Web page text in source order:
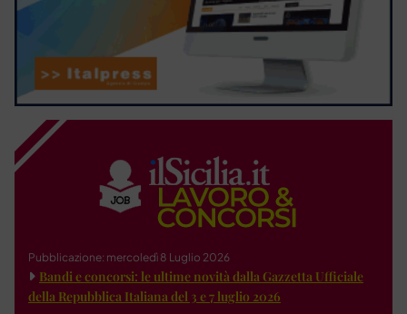
Pubblicazione: mercoledì 8 Luglio 2026
Bandi e concorsi: le ultime novità dalla Gazzetta Ufficiale
della Repubblica Italiana del 3 e 7 luglio 2026